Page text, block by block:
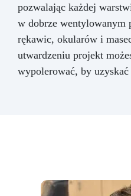
pozwalając każdej
w dobrze wentylowanym
rękawic, okularów i
utwardzeniu projekt
wypolerować, by